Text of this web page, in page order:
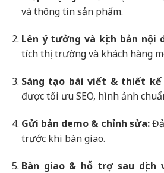
và thông tin sản phẩm.
Lên ý tưởng và kịch bản nội
tích thị trường và khách hàng
Sáng tạo bài viết & thiết kế
được tối ưu SEO, hình ảnh
Gửi bản demo & chỉnh sửa:
trước khi bàn giao.
Bàn giao & hỗ trợ sau dịch